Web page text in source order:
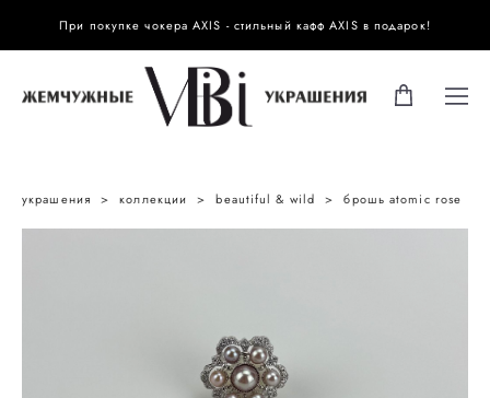
При покупке чокера AXIS - стильный кафф AXIS в подарок!
украшения > коллекции > beautiful & wild > брошь atomic rose